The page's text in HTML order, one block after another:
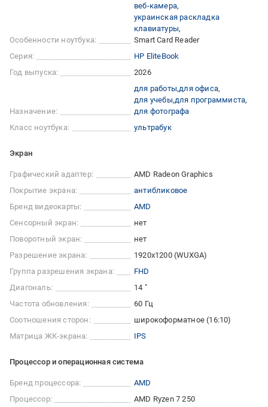
Особенности ноутбука:
веб-камера
украинская раскладка
клавиатуры
Smart Card Reader
Серия:
HP EliteBook
Год выпуска:
2026
Назначение:
для работы для офиса
для учебы для программиста
для фотографа
Класс ноутбука:
ультрабук
Экран
Графический адаптер:
AMD Radeon Graphics
Покрытие экрана:
антибликовое
Бренд видеокарты:
AMD
Сенсорный экран:
нет
Поворотный экран:
нет
Разрешение экрана:
1920x1200 (WUXGA)
Группа разрешения экрана:
FHD
Диагональ:
14 "
Частота обновления:
60 Гц
Соотношения сторон:
широкоформатное (16:10)
Матрица ЖК-экрана:
IPS
Процессор и операционная система
Бренд процессора:
AMD
Процессор:
AMD Ryzen 7 250